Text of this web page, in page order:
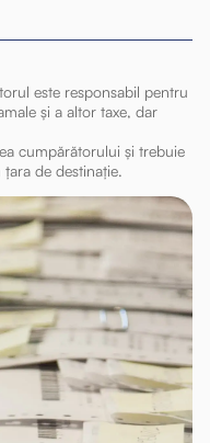
este responsabil pentru
și a altor taxe, dar
cumpărătorului și trebuie
de destinație.